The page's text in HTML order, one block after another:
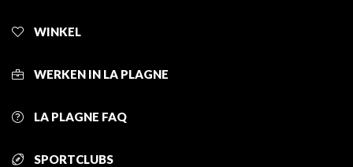
WINKEL
WERKEN IN LA PLAGNE
LA PLAGNE FAQ
SPORTCLUBS